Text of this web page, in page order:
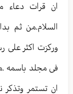
ان قرات دعاء
السلام.من ثم
وركزت اكثر على
فى مجلد باسمه
ان تستمر